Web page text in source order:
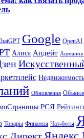
Google OpenAI
Алиса Апдейт Ашманов
Недвижимость
Обновления
РСЯ
Товары Финансы Чат-боты